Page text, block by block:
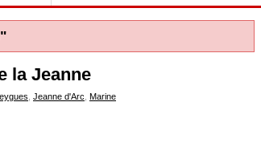
la Jeanne
Jeanne d'Arc Marine